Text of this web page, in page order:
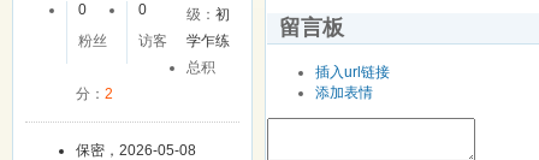
0
粉丝
0
访客
级：初
学乍练
总积
分： 2
保密，2026-05-08
留言板
插入url链接
添加表情